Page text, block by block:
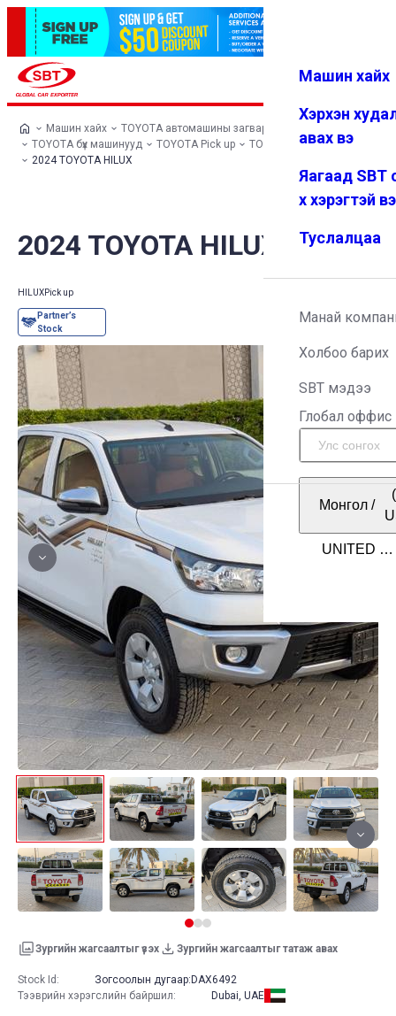
Дуртай Цэс
Машин хайх
Хэрхэн
авах вэ
Яагаад SBT
х хэрэгтэй
Туслалцаа
Манай
Холбоо барих
SBT мэдээ
Глобал оффис
Монгол /
Машин хайх
TOYOTA автомашины загварууд
TOYOTA бүх машинууд
TOYOTA Pick up
TOYOTA HILUX
2024 TOYOTA HILUX
2024 TOYOTA HILUX
HILUXPick up
Зургийн жагсаалтыг үзэх Зургийн жагсаалтыг татаж авах
Stock Id: Зогсоолын дугаар: DAX6492
Тээврийн хэрэгслийн байршил: Dubai, UAE